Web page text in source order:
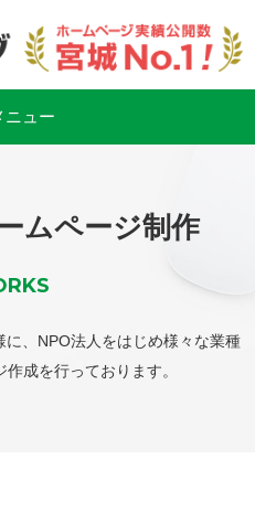
ニュー
ムページ制作
、NPO法人をはじめ様々な業種
成を行っております。